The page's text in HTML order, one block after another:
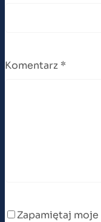
Komentarz *
Zapamiętaj